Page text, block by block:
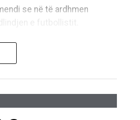
se në të ardhmen
të jetohet në Egjipt